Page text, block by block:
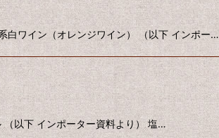
白ワイン（オレンジワイン） （以下 インポー…
以下 インポーター資料より） 塩…